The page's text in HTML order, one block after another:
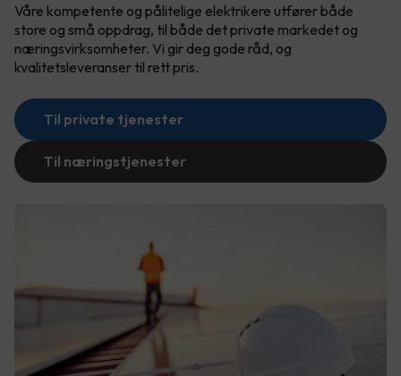
Våre kompetente og pålitelige elektrikere utfører både
store og små oppdrag, til både det private markedet og
næringsvirksomheter. Vi gir deg gode råd, og
kvalitetsleveranser til rett pris.
Til private tjenester
Til næringstjenester